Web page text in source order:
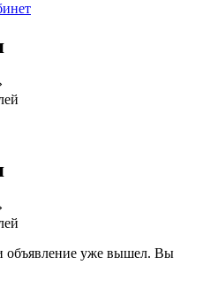
объявление уже вышел. Вы